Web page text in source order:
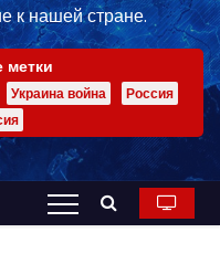
к нашей стране.
метки
Украина война
Россия